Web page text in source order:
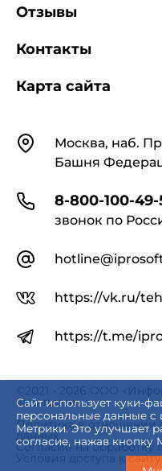
Сайт использует куки-
персональные данные с
Метрики. Это улучшает
согласие, нажав кнопку
КонтактыМосква, наб.
Башня
8-800-100-
звонок по
https://vk.ru/
https://t.me/
Отзывы
Контакты
Карта сайта
©2021 - 2026 ООО
защищены.
Политика в отношении
данных
Согласие на обработку
Условия доступа к сайту